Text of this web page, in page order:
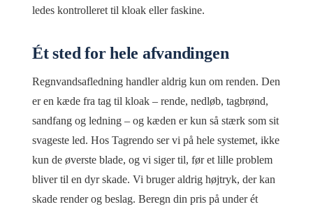
ledes kontrolleret til kloak eller faskine.
Ét sted for hele afvandingen
Regnvandsafledning handler aldrig kun om renden. Den
er en kæde fra tag til kloak – rende, nedløb, tagbrønd,
sandfang og ledning – og kæden er kun så stærk som sit
svageste led. Hos Tagrendo ser vi på hele systemet, ikke
kun de øverste blade, og vi siger til, før et lille problem
bliver til en dyr skade. Vi bruger aldrig højtryk, der kan
skade render og beslag. Beregn din pris på under ét